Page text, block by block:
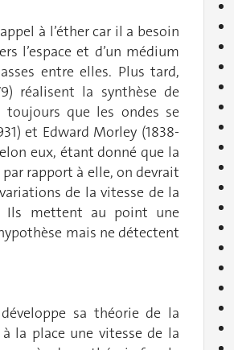
à l’éther car il a besoin
l’espace et d’un médium
entre elles. Plus tard,
réalisent la synthèse de
toujours que les ondes se
et Edward Morley (1838-
eux, étant donné que la
rapport à elle, on devrait
de la vitesse de la
Ils mettent au point une
mais ne détectent
sa théorie de la
la place une vitesse de la